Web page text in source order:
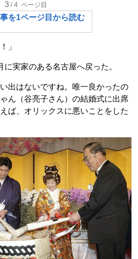
3 /4 ページ目
を1ページ目から読む
」
実家のある名古屋へ戻った。
出はないですね。唯一良かったの
ん（谷亮子さん）の結婚式に出席
ば、オリックスに悪いことをした